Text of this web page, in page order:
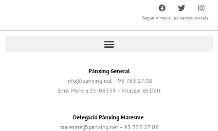
Segueix-nos a les xarxes socials
Pànxing General
info@panxing.net – 93 753 27 08
Enric Morera 25, 08339 – Vilassar de Dalt
Delegació Pànxing Maresme
maresme@panxing.net – 93 753 27 08